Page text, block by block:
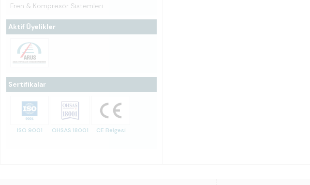
Fren & Kompresör Sistemleri
Aktif Üyelikler
Sertifikalar
ISO 9001 OHSAS 18001 CE Belgesi